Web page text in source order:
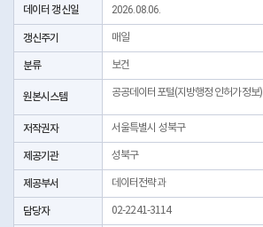
데이터 갱신일 2026.08.06.
갱신주기 매일
분류 보건
원본시스템 공공데이터포털(지방행정 인허가정보)
저작권자 서울특별시 성북구
제공기관 성북구
제공부서 데이터전략과
담당자 02-2241-3114